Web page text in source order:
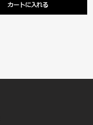
カートに入れる